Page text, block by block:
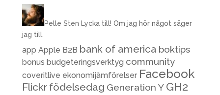
Pelle Sten Lycka till! Om jag hör något säger
jag till.
app Apple B2B bank of america boktips
bonus budgeteringsverktyg community
coveritlive ekonomijämförelser Facebook
Flickr födelsedag Generation Y GH2